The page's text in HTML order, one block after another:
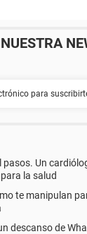
pasos. Un
la salud
te manipulan
descanso de